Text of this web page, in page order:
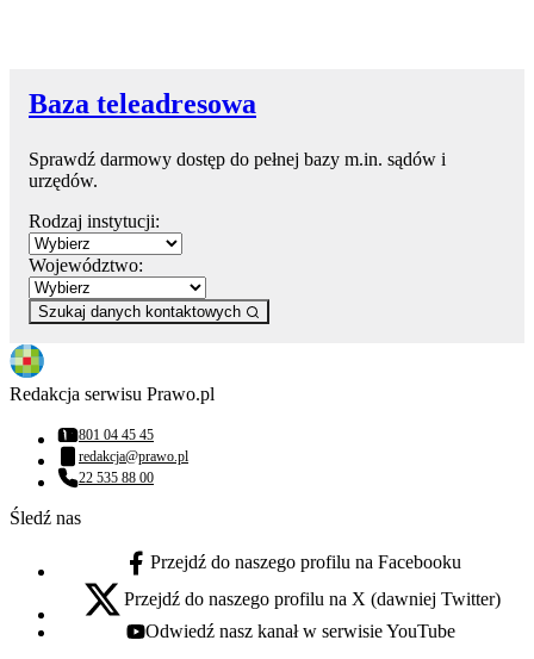
Baza teleadresowa
Sprawdź darmowy dostęp do pełnej bazy m.in. sądów i
urzędów.
Rodzaj instytucji:
Województwo:
Szukaj danych kontaktowych
Redakcja serwisu Prawo.pl
Numer telefonu:
801 04 45 45
Adres email:
redakcja@prawo.pl
Numer telefonu:
22 535 88 00
Śledź nas
facebook - otwiera się w nowej karcie
Przejdź do naszego profilu na Facebooku
x - otwiera się w nowej karcie
Przejdź do naszego profilu na X (dawniej Twitter)
youtube - otwiera się w nowej karcie
Odwiedź nasz kanał w serwisie YouTube